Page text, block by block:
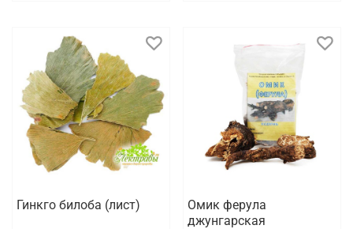
Гинкго билоба (лист)
Омик ферула
джунгарская